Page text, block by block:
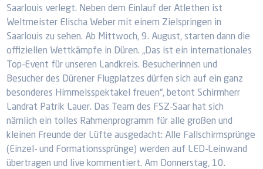
Saarlouis verlegt. Neben dem Einlauf der Atlethen ist
Weltmeister Elischa Weber mit einem Zielspringen in
Saarlouis zu sehen. Ab Mittwoch, 9. August, starten dann die
offiziellen Wettkämpfe in Düren. „Das ist ein internationales
Top-Event für unseren Landkreis. Besucherinnen und
Besucher des Dürener Flugplatzes dürfen sich auf ein ganz
besonderes Himmelsspektakel freuen“, betont Schirmherr
Landrat Patrik Lauer. Das Team des FSZ-Saar hat sich
nämlich ein tolles Rahmenprogramm für alle großen und
kleinen Freunde der Lüfte ausgedacht: Alle Fallschirmsprünge
(Einzel- und Formationssprünge) werden auf LED-Leinwand
übertragen und live kommentiert. Am Donnerstag, 10.